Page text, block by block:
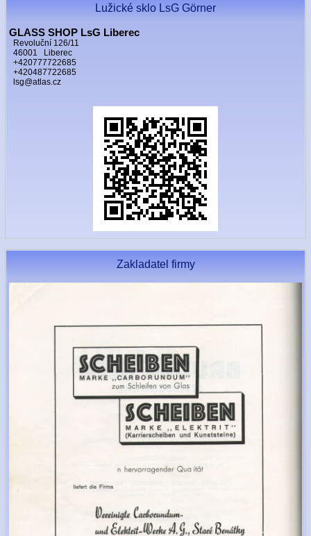
Lužické sklo LsG Görner
GLASS SHOP LsG Liberec
Revoluční 126/11
46001 Liberec
+420777722685
+420487722685
lsg@atlas.cz
Zakladatel firmy